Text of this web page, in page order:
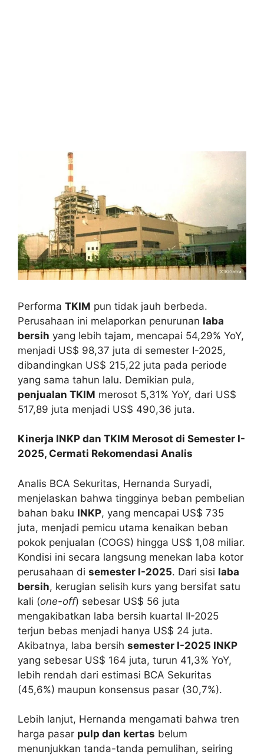
Performa TKIM pun tidak jauh berbeda.
Perusahaan ini melaporkan penurunan laba
bersih yang lebih tajam, mencapai 54,29% YoY,
menjadi US$ 98,37 juta di semester I-2025,
dibandingkan US$ 215,22 juta pada periode
yang sama tahun lalu. Demikian pula,
penjualan TKIM merosot 5,31% YoY, dari US$
517,89 juta menjadi US$ 490,36 juta.
Kinerja INKP dan TKIM Merosot di Semester I-
2025, Cermati Rekomendasi Analis
Analis BCA Sekuritas, Hernanda Suryadi,
menjelaskan bahwa tingginya beban pembelian
bahan baku INKP, yang mencapai US$ 735
juta, menjadi pemicu utama kenaikan beban
pokok penjualan (COGS) hingga US$ 1,08 miliar.
Kondisi ini secara langsung menekan laba kotor
perusahaan di semester I-2025. Dari sisi laba
bersih, kerugian selisih kurs yang bersifat satu
kali (one-off) sebesar US$ 56 juta
mengakibatkan laba bersih kuartal II-2025
terjun bebas menjadi hanya US$ 24 juta.
Akibatnya, laba bersih semester I-2025 INKP
yang sebesar US$ 164 juta, turun 41,3% YoY,
lebih rendah dari estimasi BCA Sekuritas
(45,6%) maupun konsensus pasar (30,7%).
Lebih lanjut, Hernanda mengamati bahwa tren
harga pasar pulp dan kertas belum
menunjukkan tanda-tanda pemulihan, seiring